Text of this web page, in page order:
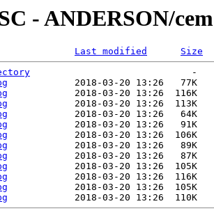
- ANDERSON/
Last modified
Size
                             -
            2018-03-20 13:26   77K
            2018-03-20 13:26  116K
            2018-03-20 13:26  113K
            2018-03-20 13:26   64K
            2018-03-20 13:26   91K
            2018-03-20 13:26  106K
            2018-03-20 13:26   89K
            2018-03-20 13:26   87K
            2018-03-20 13:26  105K
            2018-03-20 13:26  116K
            2018-03-20 13:26  105K